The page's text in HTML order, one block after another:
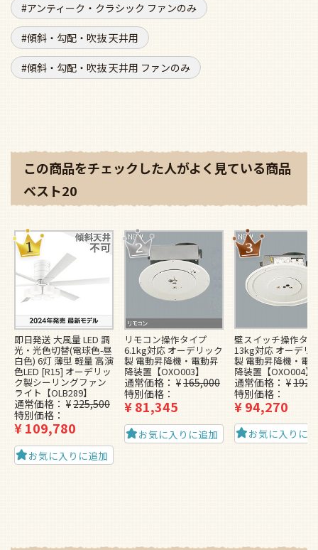
アンティーク・クラシック ファンのみ
傾斜・勾配・吹抜 天井用
傾斜・勾配・吹抜 天井用 ファンのみ
この商品をチェックした人がよく見ている商品
ベスト20
即日発送 大風量 LED 調
光・光色切替(電球色-昼
白色) 6灯 薄型 軽量 高演
色LED [R15] オーデリッ
ク製シーリングファン
ライト【OLB289】
通常価格 ¥225,500
特別価格
¥109,780
お気に入りに追加
リモコン操作タイプ
6.1kg対応 オーデリック
製 電動昇降機・電動昇
降装置【OXO003】
通常価格 ¥165,000
特別価格
¥81,345
お気に入りに追加
壁スイッチ操作タ
13kg対応 オーデリ
製 電動昇降機・電
降装置【OXO004】
通常価格 ¥
特別価格
¥94,270
お気に入りに